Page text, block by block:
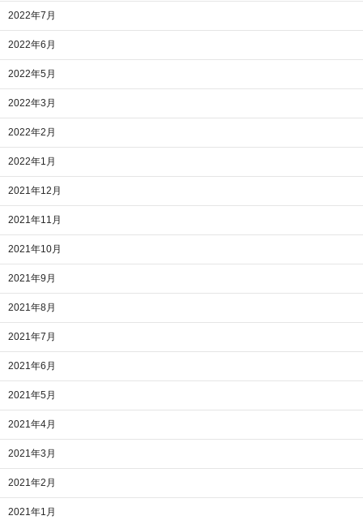
2022年7月
2022年6月
2022年5月
2022年3月
2022年2月
2022年1月
2021年12月
2021年11月
2021年10月
2021年9月
2021年8月
2021年7月
2021年6月
2021年5月
2021年4月
2021年3月
2021年2月
2021年1月